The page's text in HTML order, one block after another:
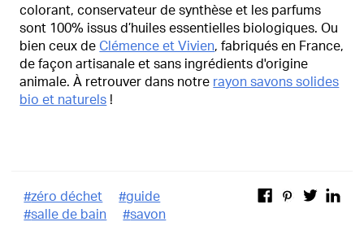
colorant, conservateur de synthèse et les parfums
sont 100% issus d’huiles essentielles biologiques. Ou
bien ceux de Clémence et Vivien, fabriqués en France,
de façon artisanale et sans ingrédients d'origine
animale. À retrouver dans notre rayon savons solides
bio et naturels !
#zéro déchet #guide
#salle de bain #savon